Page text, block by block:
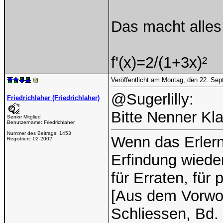
Das macht
f'(x)=2/(1+3x)²
Friedrichlaher (Friedrichlaher)
Senior Mitglied
Benutzername: Friedrichlaher
Nummer des Beitrags: 1453
Registriert: 02-2002
Veröffentlicht am Montag, den 22.
@Sugerlilly:
Bitte Nenner
Wenn das
Erfindung
für Erraten, für
[Aus dem
Schliessen,